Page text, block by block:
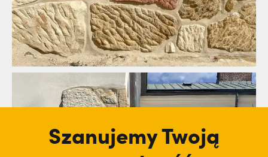
Szanujemy Twoją